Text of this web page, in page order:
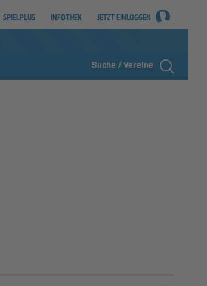
SPIELPLUS INFOTHEK JETZT EINLOGGEN
Suche / Vereine